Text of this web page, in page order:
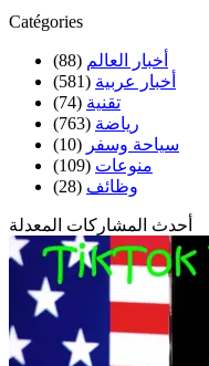
Catégories
أخبار العالم (88)
أخبار عربية (581)
تقنية (74)
رياضة (763)
سياحة وسفر (10)
منوعات (109)
وظائف (28)
أحدث المشاركات المعدلة